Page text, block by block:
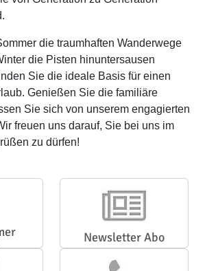
die traumhaften Wanderwege
die Pisten hinuntersausen
Sie die ideale Basis für einen
Genießen Sie die familiäre
Sie sich von unserem engagierten
freuen uns darauf, Sie bei uns im
zu dürfen!
Newsletter Abo